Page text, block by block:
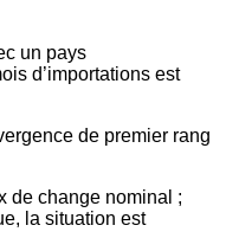
un pays
d’importations est
de premier rang
de change nominal ;
la situation est